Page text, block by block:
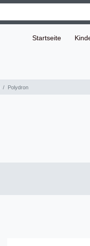
Startseite
Polydron